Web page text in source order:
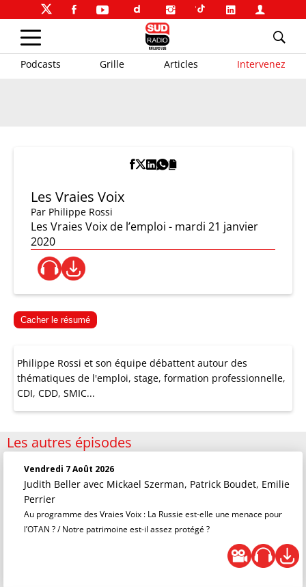
Podcasts Grille Articles Intervenez
Les Vraies Voix
Par Philippe Rossi
Les Vraies Voix de l’emploi - mardi 21 janvier
2020
Cacher le résumé
Philippe Rossi et son équipe débattent autour des
thématiques de l'emploi, stage, formation professionnelle,
CDI, CDD, SMIC...
Les autres épisodes
Vendredi 7 Août 2026
Judith Beller avec Mickael Szerman, Patrick Boudet, Emilie
Perrier
Au programme des Vraies Voix : La Russie est-elle une menace pour
l’OTAN ? / Notre patrimoine est-il assez protégé ?